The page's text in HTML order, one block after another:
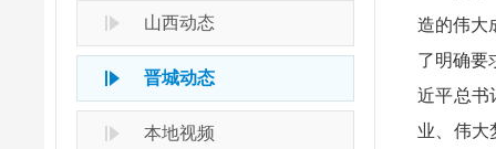
山西动态
晋城动态
本地视频
造的伟大
了明确要
近平总书
业、伟大